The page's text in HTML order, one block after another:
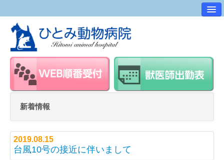
病院案内
交通アクセス
ワンポイントアドバイス
スタッフ紹介
求人・採用情報
新着情報
2019.08.15
台風10号の接近に伴いまして